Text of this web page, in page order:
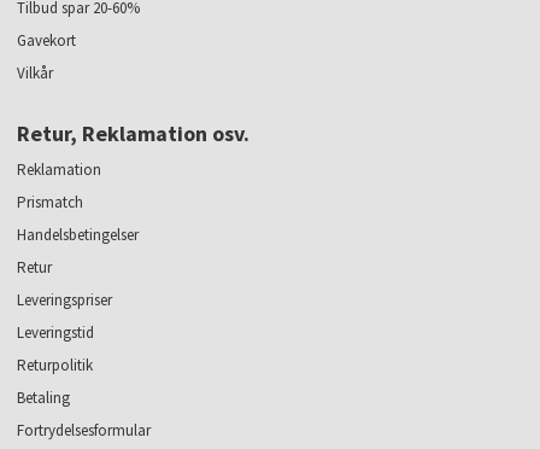
Tilbud spar 20-60%
Gavekort
Vilkår
Retur, Reklamation osv.
Reklamation
Prismatch
Handelsbetingelser
Retur
Leveringspriser
Leveringstid
Returpolitik
Betaling
Fortrydelsesformular